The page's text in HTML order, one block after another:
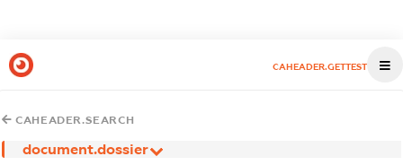
CAHEADER.GETTEST
CAHEADER.SEARCH
document.dossier